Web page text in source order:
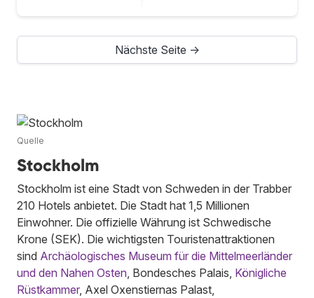
Nächste Seite →
Quelle
Stockholm
Stockholm ist eine Stadt von Schweden in der Trabber
210 Hotels anbietet. Die Stadt hat 1,5 Millionen
Einwohner. Die offizielle Währung ist Schwedische
Krone (SEK). Die wichtigsten Touristenattraktionen
sind Archäologisches Museum für die Mittelmeerländer
und den Nahen Osten, Bondesches Palais, Königliche
Rüstkammer, Axel Oxenstiernas Palast,